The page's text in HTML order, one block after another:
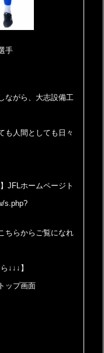
手
ながら、大志設備工
も人間としても日々
JFLホームページト
s.php?
ちらからご覧になれ
↓↓↓】
ップ画面